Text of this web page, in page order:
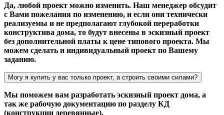
Да, любой проект можно изменить. Наш менеджер обсудит
с Вами пожелания по изменению, и если они технически
реализуемы и не предполагают глубокой переработки
конструктива дома, то будут внесены в эскизный проект
без дополнительной платы к цене типового проекта. Мы
можем сделать и индивидуальный проект по Вашему
заданию.
Могу я купить у вас только проект, а строить своими силами?
Мы поможем вам разработать эскизный проект дома, а
так же рабочую документацию по разделу КД
(конструкции деревянные).